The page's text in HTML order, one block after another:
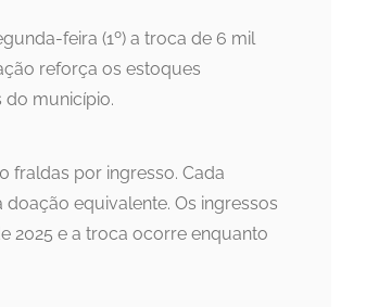
feira (1º) a troca de 6 mil
reforça os estoques
do município.
fraldas por ingresso. Cada
equivalente. Os ingressos
2025 e a troca ocorre enquanto